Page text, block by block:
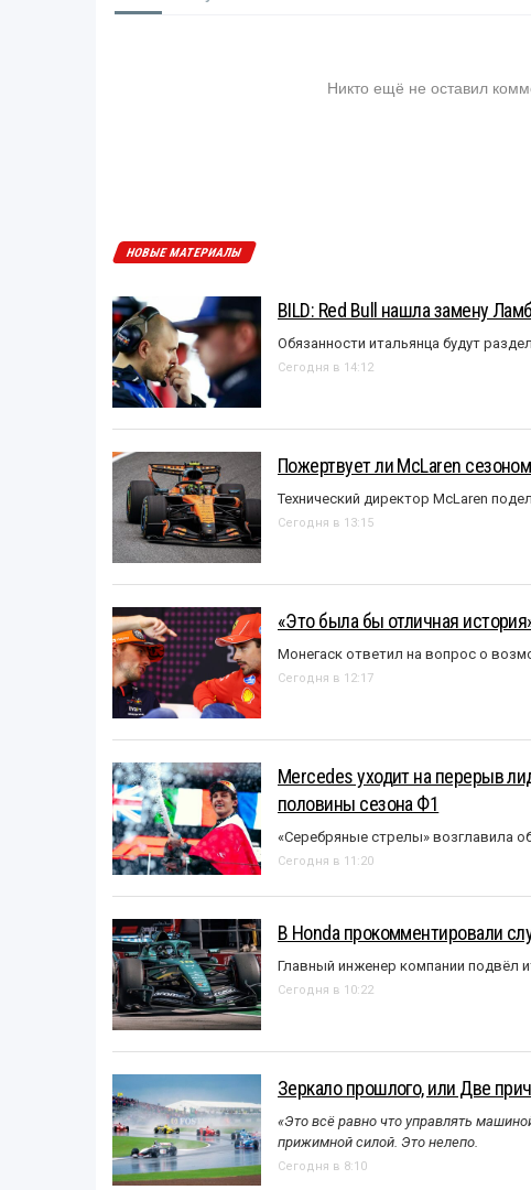
Никто ещё не оставил
НОВЫЕ МАТЕРИАЛЫ
BILD: Red Bull нашла замену
Обязанности итальянца будут
Сегодня в 14:12
Пожертвует ли McLaren
Технический директор McLaren
Сегодня в 13:15
«Это была бы отличная
Монегаск ответил на вопрос о
Сегодня в 12:17
Mercedes уходит на перерыв
половины сезона Ф1
«Серебряные стрелы» возглавила
Сегодня в 11:20
В Honda прокомментировали
Главный инженер компании подвёл
Сегодня в 10:22
Зеркало прошлого, или Две
«Это всё равно что управлять
прижимной силой. Это нелепо.
Сегодня в 8:10